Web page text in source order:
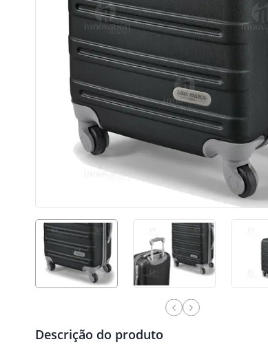
Descrição do produto